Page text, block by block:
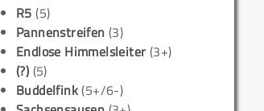
R5 (5)
Pannenstreifen (3)
Endlose Himmelsleiter (3+)
(?) (5)
Buddelfink(5+/6-)